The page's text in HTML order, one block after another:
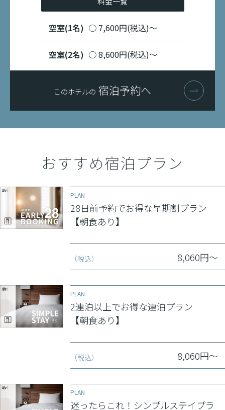
その他空室(1名) ○ 7,600円(税込)〜
空室(2名) ○ 8,600円(税込)〜
このホテルの 宿泊予約へ
おすすめ宿泊プラン
PLAN
28日前予約でお得な早期割プラン
【朝食あり】
（税込） 8,060円～
PLAN
2連泊以上でお得な連泊プラン
【朝食あり】
（税込） 8,060円～
PLAN
迷ったらこれ！シンプルステイプラ